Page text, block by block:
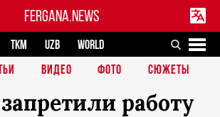
FERGANA.NEWS
TKM UZB
WORLD
ВИДЕО ФОТО СЮЖЕТЫ
работу